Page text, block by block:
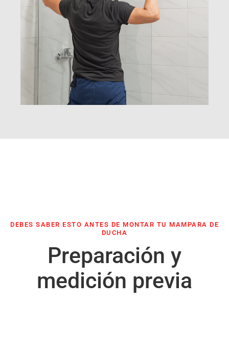
DEBES SABER ESTO ANTES DE MONTAR TU MAMPARA DE
DUCHA
Preparación y
medición previa